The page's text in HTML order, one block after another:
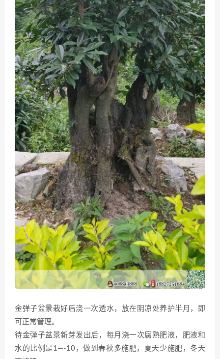
金弹子盆景栽好后浇一次透水，放在阴凉处养护半月，即
可正常管理。
待金弹子盆景新芽发出后，每月浇一次腐熟肥液，肥液和
水的比例是1—-10，做到春秋多施肥，夏天少施肥，冬天